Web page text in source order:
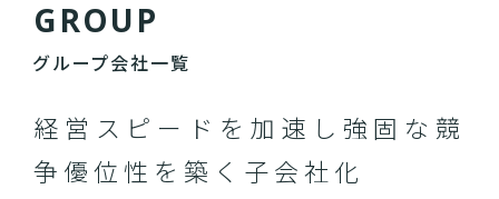
GROUP
グループ会社一覧
経営スピードを加速し 強固な競
争優位性を築く子会社化